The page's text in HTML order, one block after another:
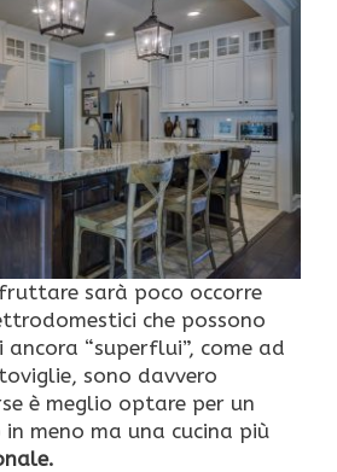
sarà poco occorre
che possono
ancora “superflui”, come ad
sono davvero
è meglio optare per un
meno ma una cucina più